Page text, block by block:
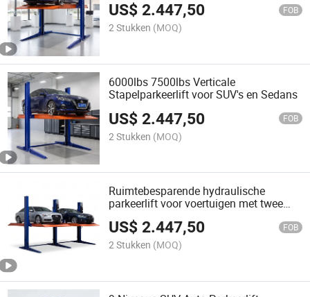
US$2.447,50 FOB
2 Stukken (MOQ)
6000lbs 7500lbs Verticale
Stapelparkeerlift voor SUV's en Sedans
US$2.447,50 FOB
2 Stukken (MOQ)
Ruimtebesparende hydraulische
parkeerlift voor voertuigen met twee
posten
US$2.447,50 FOB
2 Stukken (MOQ)